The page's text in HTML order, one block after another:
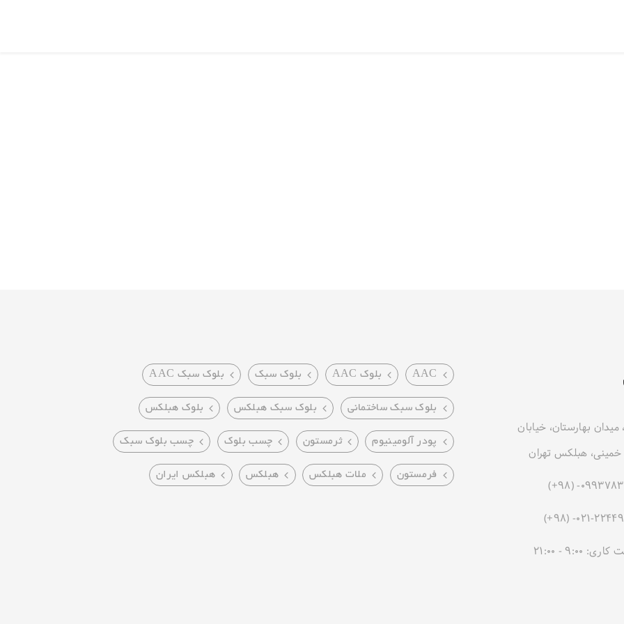
میدان بهارستان، خیابان
هبلکس تهران
9:00 - 21:00
AAC بلوک AAC بلوک سبک بلوک سبک AAC
بلوک سبک ساختمانی بلوک سبک هبلکس بلوک هبلکس
پودر آلومینیوم ثرمستون چسب بلوک چسب بلوک سبک
فرمستون ملات هبلکس هبلکس هبلکس ایران